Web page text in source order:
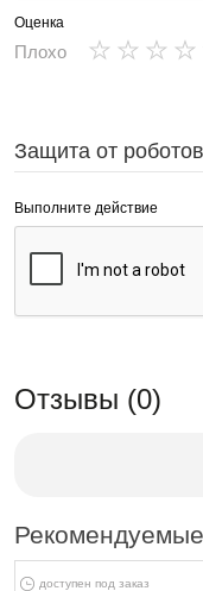
Оценка
Плохо ★
★
★
★
Защита от роботов
Выполните действие
Отзывы (0)
доступен под заказ